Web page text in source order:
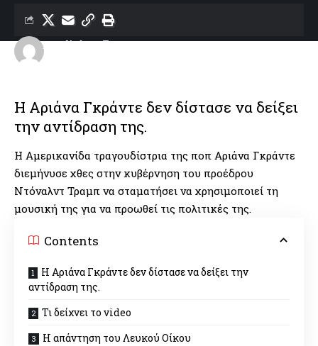
Last updated: 13/06/2026 09:14
aggelioforos
H Αριάνα Γκράντε δεν δίστασε να δείξει
την αντίδραση της.
Η Αμερικανίδα τραγουδίστρια της ποπ Αριάνα Γκράντε
διεμήνυσε χθες στην κυβέρνηση του προέδρου
Ντόναλντ Τραμπ να σταματήσει να χρησιμοποιεί τη
μουσική της για να προωθεί τις πολιτικές της.
Contents
H Αριάνα Γκράντε δεν δίστασε να δείξει την
αντίδραση της.
Τι δείχνει το video
Η απάντηση του Λευκού Οίκου